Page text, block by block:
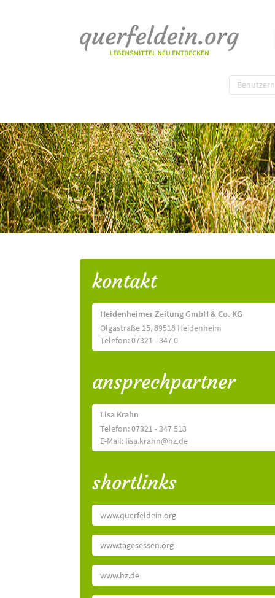
kontakt
Heidenheimer Zeitung GmbH & Co. KG
Olgastraße 15, 89518 Heidenheim
Telefon: 07321 - 347 0
ansprechpartner
Lisa Krahn
Telefon: 07321 - 347 513
E-Mail: lisa.krahn@hz.de
shortlinks
www.querfeldein.org
www.tagesessen.org
www.hz.de